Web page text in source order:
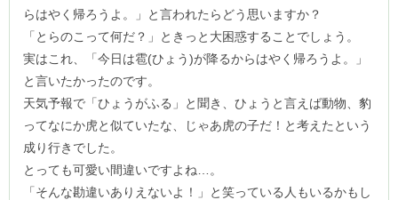
らはやく帰ろうよ。」と言われたらどう思いますか？
「とらのこって何だ？」ときっと大困惑することでしょう。
実はこれ、「今日は雹(ひょう)が降るからはやく帰ろうよ。」
と言いたかったのです。
天気予報で「ひょうがふる」と聞き、ひょうと言えば動物、豹
ってなにか虎と似ていたな、じゃあ虎の子だ！と考えたという
成り行きでした。
とっても可愛い間違いですよね…。
「そんな勘違いありえないよ！」と笑っている人もいるかもし